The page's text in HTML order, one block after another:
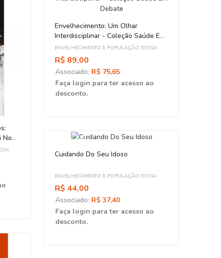
No
Envelhecimento: Um Olhar
Interdisciplinar - Coleção Saúde Em
Debate
ENVELHECIMENTO E POPULAÇÃO IDOSA
R$ 89,00
Associado: R$ 75,65
Faça login para ter acesso ao
desconto.
Cuidando Do Seu Idoso
ENVELHECIMENTO E POPULAÇÃO IDOSA
R$ 44,00
Associado: R$ 37,40
Faça login para ter acesso ao
desconto.